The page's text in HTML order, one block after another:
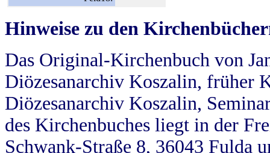
Hinweise zu den
Das Original-Kirchenbuch von
Diözesanarchiv Koszalin, früher
Diözesanarchiv Koszalin,
des Kirchenbuches liegt in der
Schwank-Straße 8, 36043 Fulda